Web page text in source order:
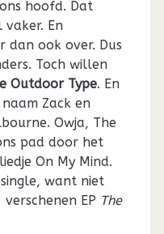
hoofd. Dat
En
dan ook over. Dus
Toch willen
Outdoor Type. En
Zack en
Owja, The
pad door het
On My Mind.
want niet
EP The